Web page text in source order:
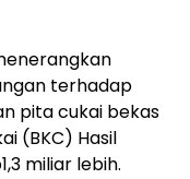
terhadap
pita cukai bekas
(BKC) Hasil
miliar lebih.